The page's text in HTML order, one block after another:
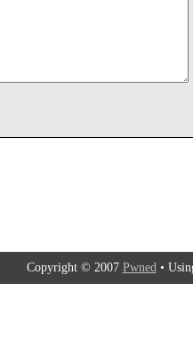
Copyright © 2007 Pwned•